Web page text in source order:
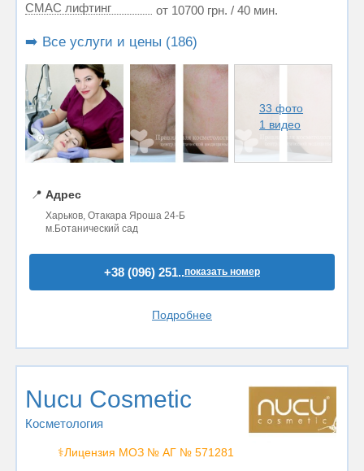
СМАС лифтинг
от 10700 грн. / 40 мин.
➡️ Все услуги и цены (186)
33 фото
1 видео
📍 Адрес
Харьков, Отакара Яроша 24-Б
м.Ботанический сад
+38 (096) 251..показать номер
Подробнее
Nucu Cosmetic
Косметология
⚕️Лицензия МОЗ № АГ № 571281